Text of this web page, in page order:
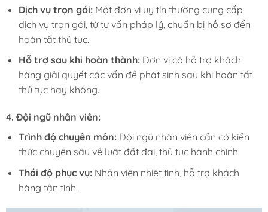
Dịch vụ trọn gói:Một đơn vị uy tín thường cung cấp
dịch vụ trọn gói, từ tư vấn pháp lý, chuẩn bị hồ sơ đến
hoàn tất thủ tục.
Hỗ trợ sau khi hoàn thành:Đơn vị có hỗ trợ khách
hàng giải quyết các vấn đề phát sinh sau khi hoàn tất
thủ tục hay không.
4. Đội ngũ nhân viên:
Trình độ chuyên môn:Đội ngũ nhân viên cần có kiến
thức chuyên sâu về luật đất đai, thủ tục hành chính.
Thái độ phục vụ:Nhân viên nhiệt tình, hỗ trợ khách
hàng tận tình.